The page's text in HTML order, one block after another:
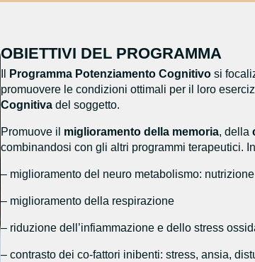
OBIETTIVI DEL PROGRAMMA
Programma Potenziamento Cognitivo si
promuovere le condizioni ottimali per il loro
Cognitiva del soggetto.
Promuove il miglioramento della memoria, della
combinandosi con gli altri programmi terapeutici.
– miglioramento del neuro metabolismo:
– miglioramento della respirazione
– riduzione dell’infiammazione e dello stress
– contrasto dei co-fattori inibenti: stress, ansia,